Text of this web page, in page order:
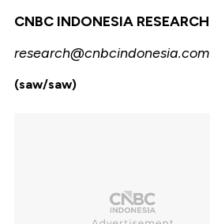
CNBC INDONESIA RESEARCH
research@cnbcindonesia.com
(saw/saw)